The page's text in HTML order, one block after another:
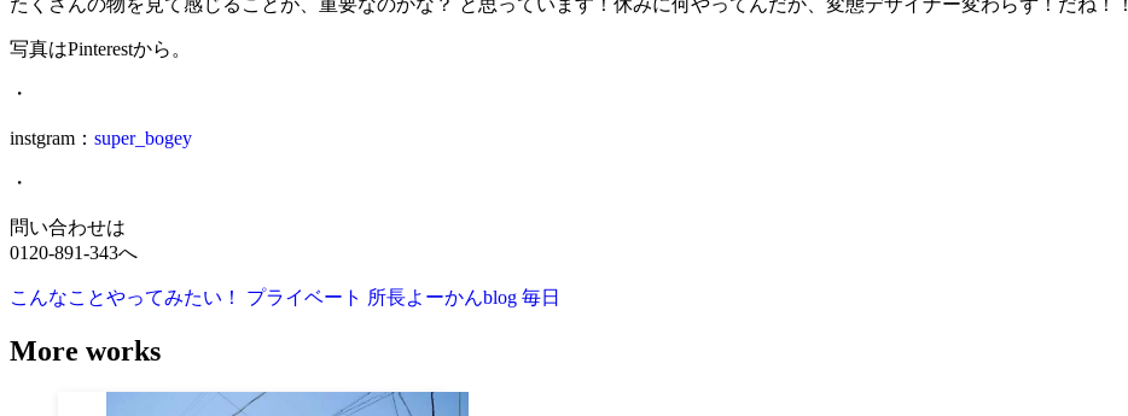
写真はPinterestから。
・
instgram： super_bogey
・
問い合わせは
0120-891-343へ
こんなことやってみたい！ プライベート 所長よーかんblog 毎日
More works